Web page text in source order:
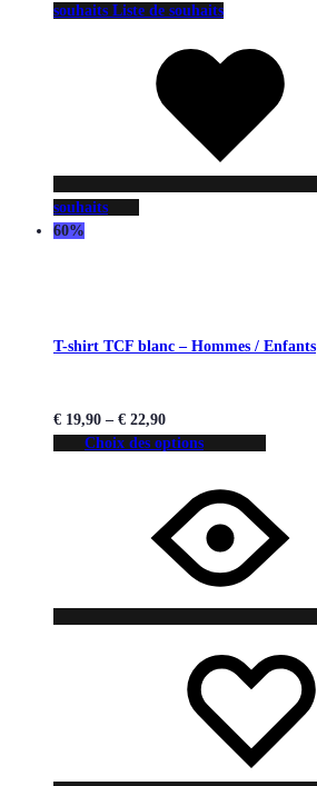
souhaits Liste de souhaits
souhaits
60%
T-shirt TCF blanc – Hommes / Enfants
€ 19,90 – € 22,90
Choix des options